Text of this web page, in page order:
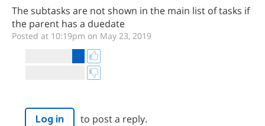
The subtasks are not shown in the main list of tasks if
the parent has a duedate
Posted at 10:19pm on May 23, 2019
Log in to post a reply.